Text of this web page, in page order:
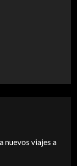
nuevos viajes a